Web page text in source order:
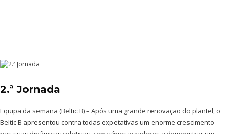
2.ª Jornada
Equipa da semana (Beltic B) – Após uma grande renovação do plantel, o
Beltic B apresentou contra todas expetativas um enorme crescimento